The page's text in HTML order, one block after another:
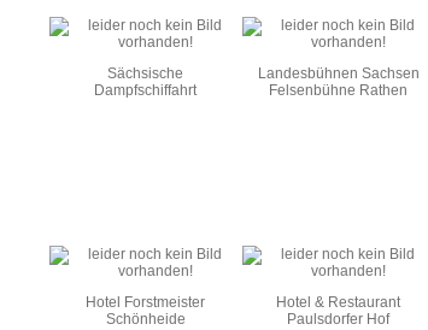
Sächsische
Dampfschiffahrt
Landesbühnen Sachsen
Felsenbühne Rathen
Hotel Forstmeister
Schönheide
Hotel & Restaurant
Paulsdorfer Hof